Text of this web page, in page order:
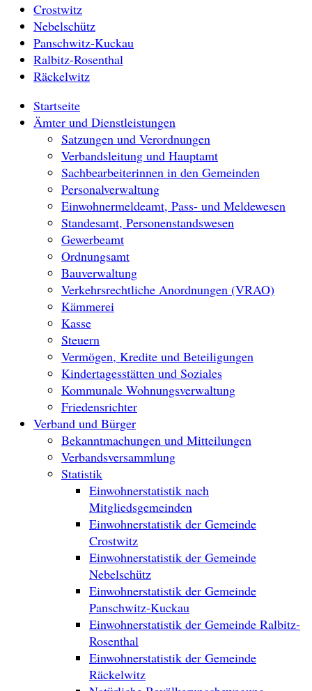
Crostwitz
Nebelschütz
Panschwitz-Kuckau
Ralbitz-Rosenthal
Räckelwitz
Startseite
Ämter und Dienstleistungen
Satzungen und Verordnungen
Verbandsleitung und Hauptamt
Sachbearbeiterinnen in den Gemeinden
Personalverwaltung
Einwohnermeldeamt, Pass- und Meldewesen
Standesamt, Personenstandswesen
Gewerbeamt
Ordnungsamt
Bauverwaltung
Verkehrsrechtliche Anordnungen (VRAO)
Kämmerei
Kasse
Steuern
Vermögen, Kredite und Beteiligungen
Kindertagesstätten und Soziales
Kommunale Wohnungsverwaltung
Friedensrichter
Verband und Bürger
Bekanntmachungen und Mitteilungen
Verbandsversammlung
Statistik
Einwohnerstatistik nach
Mitgliedsgemeinden
Einwohnerstatistik der Gemeinde
Crostwitz
Einwohnerstatistik der Gemeinde
Nebelschütz
Einwohnerstatistik der Gemeinde
Panschwitz-Kuckau
Einwohnerstatistik der Gemeinde Ralbitz-
Rosenthal
Einwohnerstatistik der Gemeinde
Räckelwitz